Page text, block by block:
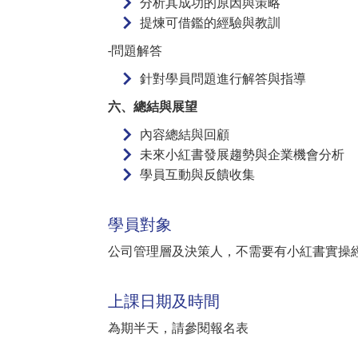
提煉可借鑑的經驗與教訓
-­問題解答
針對學員問題進行解答與指導
六、總結與展望
­內容總結與回顧
­未來小紅書發展趨勢與企業機會分析
­學員互動與反饋收集
學員對象
公司管理層及決策人，不需要有小紅書實操
上課日期及時間
為期半天，請參閱報名表